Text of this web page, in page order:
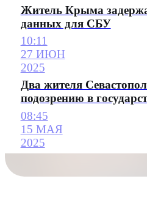
Житель Крыма
данных для СБУ
10:11
27 ИЮН
2025
Два жителя
подозрению в
08:45
15 МАЯ
2025